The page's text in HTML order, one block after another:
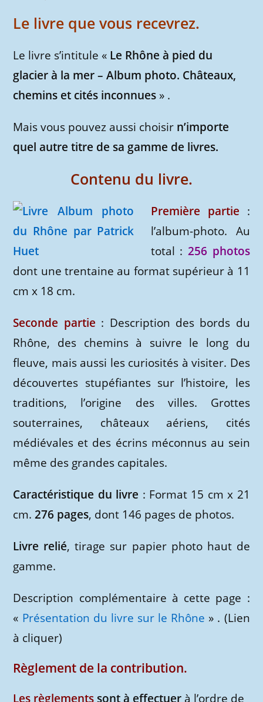
Le livre que vous recevrez.
Le livre s’intitule « Le Rhône à pied du
glacier à la mer – Album photo. Châteaux,
chemins et cités inconnues » .
Mais vous pouvez aussi choisir n’importe
quel autre titre de sa gamme de livres.
Contenu du livre.
Première partie :
l’album-photo. Au
total :256 photos
dont une trentaine au format supérieur à 11
cm x 18 cm.
Seconde partie : Description des bords du
Rhône, des chemins à suivre le long du
fleuve, mais aussi les curiosités à visiter. Des
découvertes stupéfiantes sur l’histoire, les
traditions, l’origine des villes. Grottes
souterraines, châteaux aériens, cités
médiévales et des écrins méconnus au sein
même des grandes capitales.
Caractéristique du livre : Format 15 cm x 21
cm.276 pages, dont 146 pages de photos.
Livre relié, tirage sur papier photo haut de
gamme.
Description complémentaire à cette page :
« Présentation du livre sur le Rhône » . (Lien
à cliquer)
Règlement de la contribution.
Les règlements sont à effectuer à l’ordre de